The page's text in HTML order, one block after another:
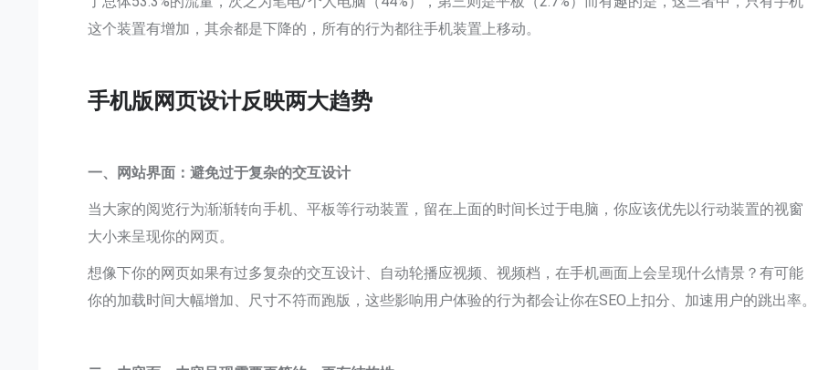
这个装置有增加，其余都是下降的，所有的行为都往手机装置上移动。
手机版网页设计反映两大趋势
一、网站界面：避免过于复杂的交互设计
当大家的阅览行为渐渐转向手机、平板等行动装置，留在上面的时间长过于电脑，你应该优先以行动装置的视窗
大小来呈现你的网页。
想像下你的网页如果有过多复杂的交互设计、自动轮播应视频、视频档，在手机画面上会呈现什么情景？有可能
你的加载时间大幅增加、尺寸不符而跑版，这些影响用户体验的行为都会让你在SEO上扣分、加速用户的跳出率。